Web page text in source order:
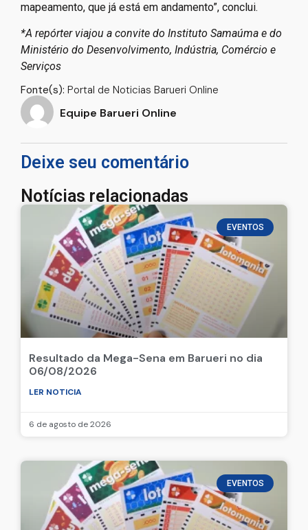
mapeamento, que já está em andamento”, conclui.
*A repórter viajou a convite do Instituto Samaúma e do
Ministério do Desenvolvimento, Indústria, Comércio e
Serviços
Fonte(s): Portal de Noticias Barueri Online
Equipe Barueri Online
Deixe seu comentário
Notícias relacionadas
EVENTOS
Resultado da Mega-Sena em Barueri no dia
06/08/2026
LER NOTICIA
6 de agosto de 2026
EVENTOS